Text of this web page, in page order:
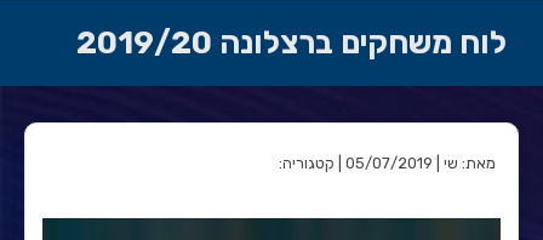
לוח משחקים ברצלונה 2019/20
מאת: שי | 05/07/2019 | קטגוריה: